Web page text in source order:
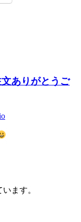
ありがとうご
ます。